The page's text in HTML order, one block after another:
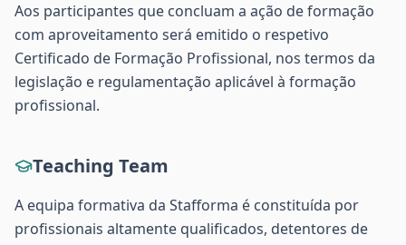
Aos participantes que concluam a ação de formação
com aproveitamento será emitido o respetivo
Certificado de Formação Profissional, nos termos da
legislação e regulamentação aplicável à formação
profissional.
Teaching Team
A equipa formativa da Stafforma é constituída por
profissionais altamente qualificados, detentores de